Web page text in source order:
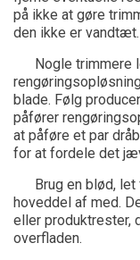
på ikke at gøre
den ikke er vandtæt.
Nogle trimmere
blade. Følg
påfører
at påføre et par
for at fordele det
Brug en blød,
hoveddel af med.
eller produktrester,
overfladen.